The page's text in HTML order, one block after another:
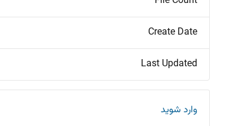
Create Date
Last Updated
وارد شوید